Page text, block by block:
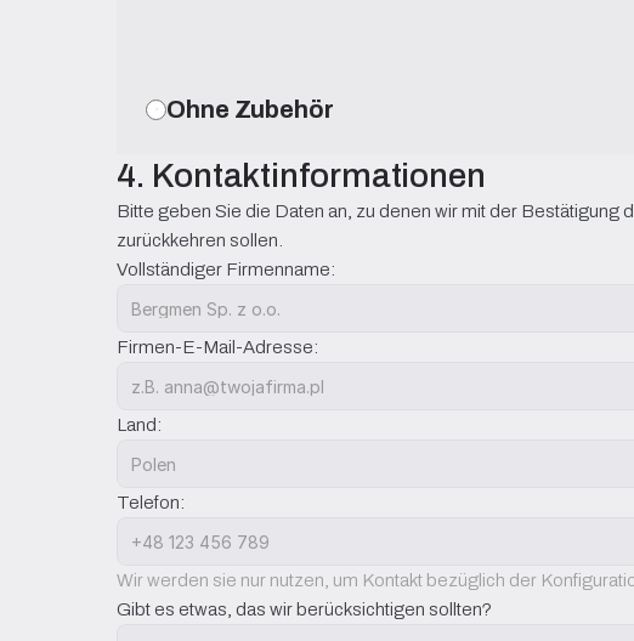
Ohne Zubehör
4. Kontaktinformationen
Bitte geben Sie die Daten an, zu denen wir mit der Bestätigung
zurückkehren sollen.
Vollständiger Firmenname:
Firmen-E-Mail-Adresse:
Land:
Telefon:
Wir werden sie nur nutzen, um Kontakt bezüglich der
Gibt es etwas, das wir berücksichtigen sollten?